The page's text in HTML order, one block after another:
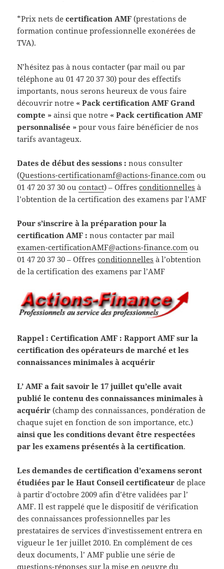
*Prix nets decertification AMF(prestations de
formation continue professionnelle exonérées de
TVA).
N’hésitez pas à nous contacter (par mail ou par
téléphone au 01 47 20 37 30) pour des effectifs
importants, nous serons heureux de vous faire
découvrir notre « Pack certification AMF Grand
compte » ainsi que notre « Pack certification AMF
personnalisée » pour vous faire bénéficier de nos
tarifs avantageux.
Dates de début des sessions :nous consulter
(Questions-certificationamf@actions-finance.com ou
01 47 20 37 30 oucontact) – Offresconditionnelles à
l’obtention de la certification des examens par l’AMF
Pour s’inscrire à la préparation pour la
certification AMF :nous contacter par mail
examen-certificationAMF@actions-finance.com ou
01 47 20 37 30 – Offresconditionnelles à l’obtention
de la certification des examens par l’AMF
Rappel : Certification AMF : Rapport AMF sur la
certification des opérateurs de marché et les
connaissances minimales à acquérir
L’ AMF a fait savoir le 17 juillet qu’elle avait
publié le contenu des connaissances minimales à
acquérir (champ des connaissances, pondération de
chaque sujet en fonction de son importance, etc.)
ainsi que les conditions devant être respectées
par les examens présentés à la certification.
Les demandes de certification d’examens seront
étudiées par le Haut Conseil certificateur de place
à partir d’octobre 2009 afin d’être validées par l’
AMF. Il est rappelé que le dispositif de vérification
des connaissances professionnelles par les
prestataires de services d’investissement entrera en
vigueur le 1er juillet 2010. En complément de ces
deux documents, l’ AMF publie une série de
questions-réponses sur la mise en oeuvre du